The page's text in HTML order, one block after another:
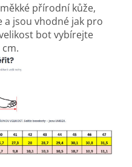
přírodní kůže,
a jsou vhodné jak pro
bot vybírejte